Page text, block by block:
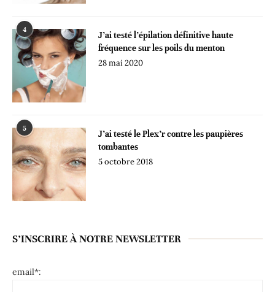
4
J’ai testé l’épilation définitive haute
fréquence sur les poils du menton
28 mai 2020
5
J’ai testé le Plex’r contre les paupières
tombantes
5 octobre 2018
S’INSCRIRE À NOTRE NEWSLETTER
email*: